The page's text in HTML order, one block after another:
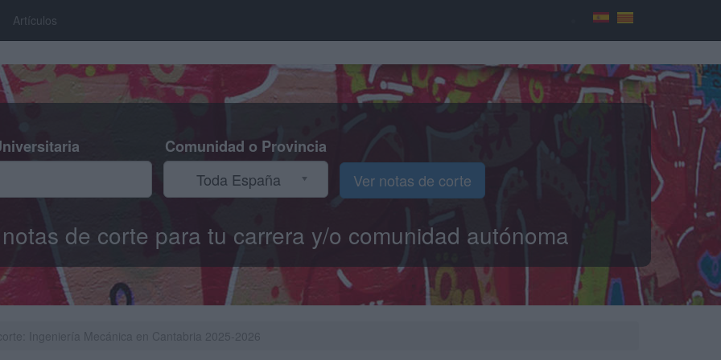
Artículos
Comunidad o Provincia
Toda España
Ver notas de corte
de corte para tu carrera y/o comunidad autónoma